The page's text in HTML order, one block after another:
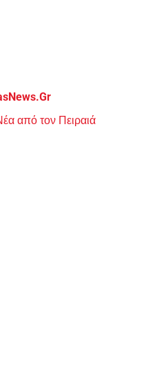
από τον Πειραιά